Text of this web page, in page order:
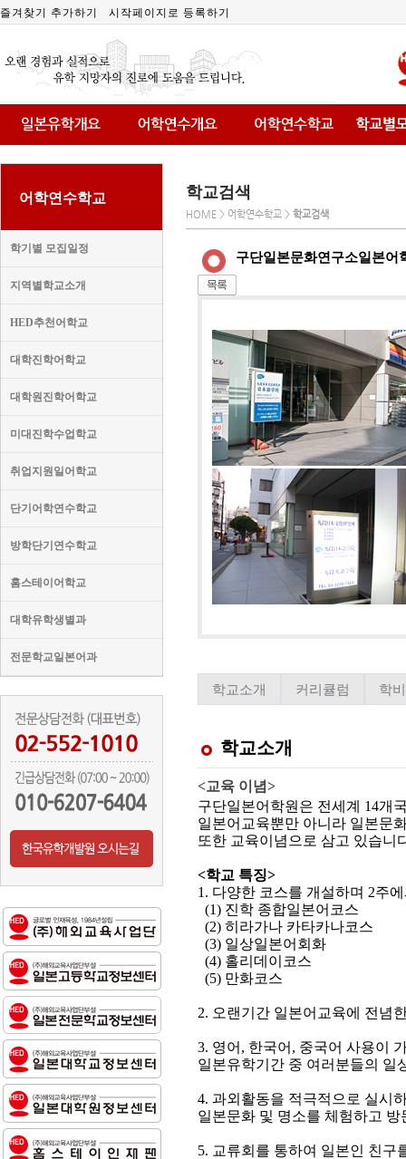
즐겨찾기 추가하기 시작페이지로 등록하기
어학연수학교
학기별 모집일정
지역별학교소개
HED추천어학교
대학진학어학교
대학원진학어학교
미대진학수업학교
취업지원일어학교
단기어학연수학교
방학단기연수학교
홈스테이어학교
대학유학생별과
전문학교일본어과
학교검색
HOME > 어학연수학교 > 학교검색
구단일본문화연구소일본어
학교소개 커리큘럼 학
학교소개
<교육 이념>
구단일본어학원은 전세계 14개
일본어교육뿐만 아니라 일본문
또한 교육이념으로 삼고 있습니
<학교 특징>
1. 다양한 코스를 개설하며 2주
(1) 진학 종합일본어코스
(2) 히라가나 카타카나코스
(3) 일상일본어회화
(4) 홀리데이코스
(5) 만화코스
2. 오랜기간 일본어교육에 전념
3. 영어, 한국어, 중국어 사용이
일본유학기간 중 여러분들의 일
4. 과외활동을 적극적으로 실시
일본문화 및 명소를 체험하고
5. 교류회를 통하여 일본인 친구